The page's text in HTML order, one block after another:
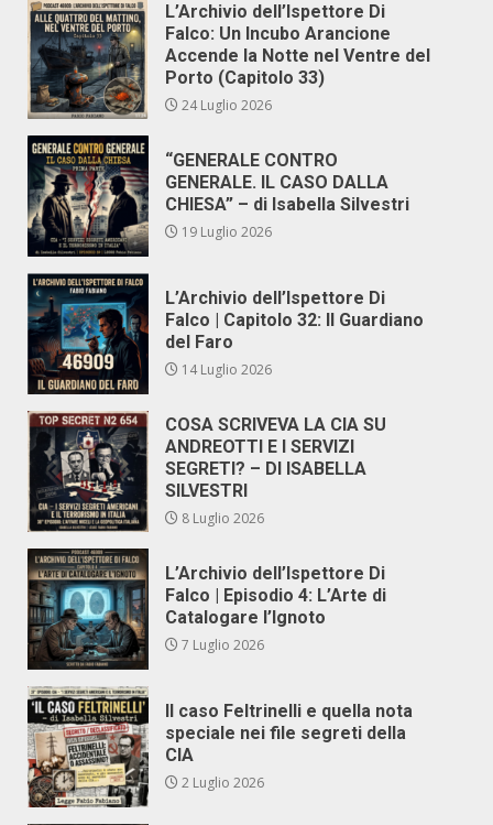
L’Archivio dell’Ispettore Di
Falco: Un Incubo Arancione
Accende la Notte nel Ventre del
Porto (Capitolo 33)
24 Luglio 2026
“GENERALE CONTRO
GENERALE. IL CASO DALLA
CHIESA” – di Isabella Silvestri
19 Luglio 2026
L’Archivio dell’Ispettore Di
Falco | Capitolo 32: Il Guardiano
del Faro
14 Luglio 2026
COSA SCRIVEVA LA CIA SU
ANDREOTTI E I SERVIZI
SEGRETI? – DI ISABELLA
SILVESTRI
8 Luglio 2026
L’Archivio dell’Ispettore Di
Falco | Episodio 4: L’Arte di
Catalogare l’Ignoto
7 Luglio 2026
Il caso Feltrinelli e quella nota
speciale nei file segreti della
CIA
2 Luglio 2026